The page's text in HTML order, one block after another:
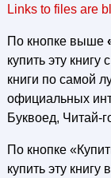
Links to files are
По кнопке выше
купить эту
книги по самой
официальных
Буквоед, Читай-
По кнопке
купить эту